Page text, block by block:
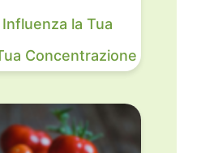
la Tua
Concentrazione